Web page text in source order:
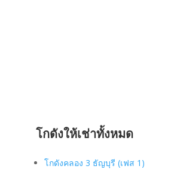
โกดังให้เช่าทั้งหมด
โกดังคลอง 3 ธัญบุรี (เฟส 1)